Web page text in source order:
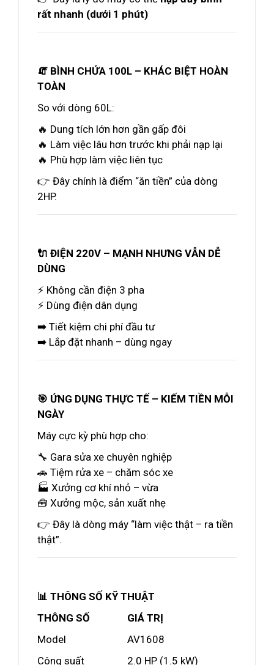
rất nhanh (dưới 1 phút)
🧯 BÌNH CHỨA 100L – KHÁC BIỆT HOÀN
TOÀN
So với dòng 60L:
🔥 Dung tích lớn hơn gần gấp đôi
🔥 Làm việc lâu hơn trước khi phải nạp lại
🔥 Phù hợp làm việc liên tục
👉 Đây chính là điểm “ăn tiền” của dòng
2HP.
🔌 ĐIỆN 220V – MẠNH NHƯNG VẪN DỄ
DÙNG
⚡ Không cần điện 3 pha
⚡ Dùng điện dân dụng
➡️ Tiết kiệm chi phí đầu tư
➡️ Lắp đặt nhanh – dùng ngay
🎯 ỨNG DỤNG THỰC TẾ – KIẾM TIỀN MỖI
NGÀY
Máy cực kỳ phù hợp cho:
🔧 Gara sửa xe chuyên nghiệp
🚗 Tiệm rửa xe – chăm sóc xe
🏭 Xưởng cơ khí nhỏ – vừa
🧰 Xưởng mộc, sản xuất nhẹ
👉 Đây là dòng máy “làm việc thật – ra tiền
thật”.
📊 THÔNG SỐ KỸ THUẬT
THÔNG SỐ
GIÁ TRỊ
Model
AV1608
Công suất
2.0 HP (1.5 kW)